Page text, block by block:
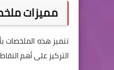
مميزات
تتميز هذه الملخصات
التركيز على أهم